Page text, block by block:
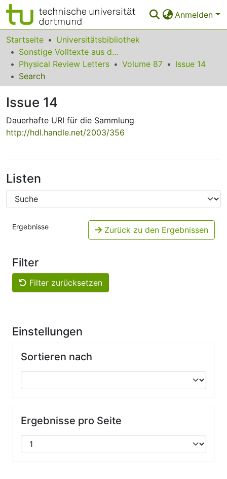
Anmelden
Bereiche & Sammlungen
Das gesamte Repositorium
Statistiken
FAQ
Leitlinien
Zurück zur Startseite
Startseite
Universitätsbibliothek
Sonstige Volltexte aus dem Bibliotheksangebot
Physical Review Letters
Volume 87
Issue 14
Search
Issue 14
Dauerhafte URI für die Sammlung
http://hdl.handle.net/2003/356
Listen
Ergebnisse Zurück zu den Ergebnissen
Filter
Filter zurücksetzen
Einstellungen
Sortieren nach
Ergebnisse pro Seite